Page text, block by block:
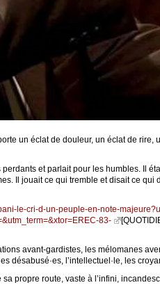
un éclat de douleur, un éclat de rire,
et parlait pour les humbles. Il
Il jouait ce qui tremble et disait ce qui
le-cri-d-un-peuple-en-note-
83-
avant-gardistes, les mélomanes
désabusé·es, l’intellectuel·le, les
propre route, vaste à l’infini,